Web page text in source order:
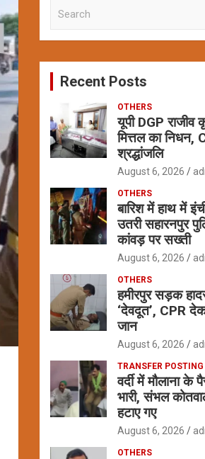
c
Recent Posts
OTHERS
यूपी DGP राजीव
मित्तल का निधन,
श्रद्धांजलि
August 6, 2026
OTHERS
बारिश में हाथ में
उतरी सहारनपुर
कांवड़ पर सख्ती
August 6, 2026
OTHERS
हमीरपुर सड़क
‘देवदूत’, CPR
जान
August 6, 2026
TRANSFER POSTING
वर्दी में मौलाना
भारी, संभल
हटाए गए
August 6, 2026
OTHERS